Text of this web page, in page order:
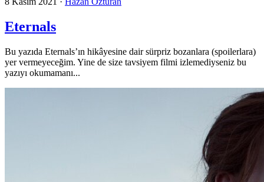
Eternals
Bu yazıda Eternals’ın hikâyesine dair sürpriz bozanlara (spoilerlara)
yer vermeyeceğim. Yine de size tavsiyem filmi izlemediyseniz bu
yazıyı okumamanı...